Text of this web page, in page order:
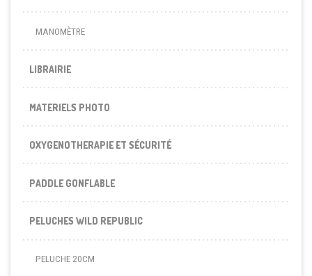
MANOMÈTRE
LIBRAIRIE
MATERIELS PHOTO
OXYGENOTHERAPIE ET SÉCURITÉ
PADDLE GONFLABLE
PELUCHES WILD REPUBLIC
PELUCHE 20CM